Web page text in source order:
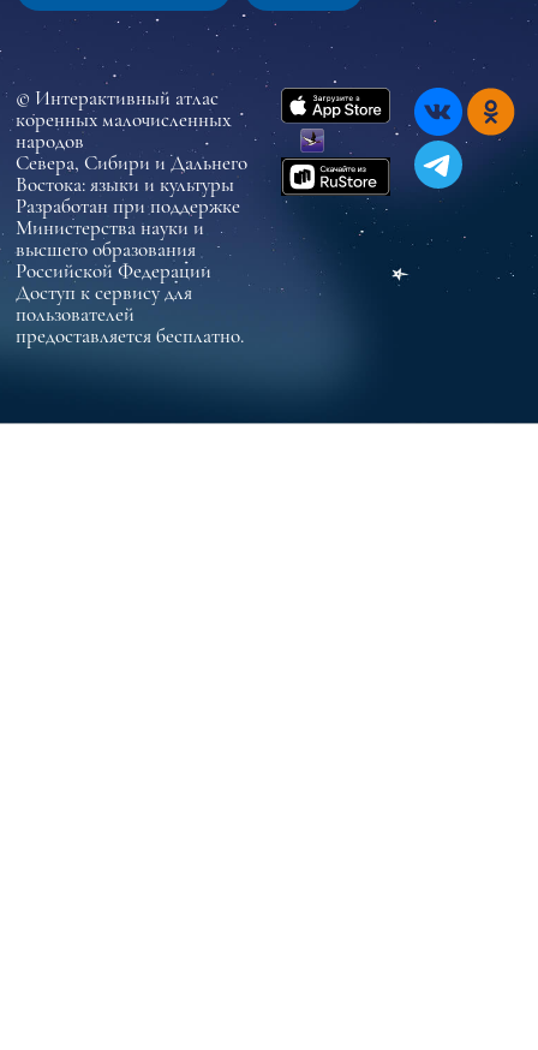
© Интерактивный атлас
коренных малочисленных
народов
Севера, Сибири и Дальнего
Востока: языки и культуры
Разработан при поддержке
Министерства науки и
высшего образования
Российской Федерации
Доступ к сервису для
пользователей
предоставляется бесплатно.